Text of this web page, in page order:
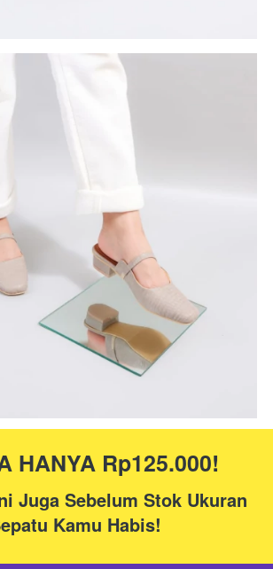
HANYA Rp125.000!
Juga Sebelum Stok Ukuran
Kamu Habis!